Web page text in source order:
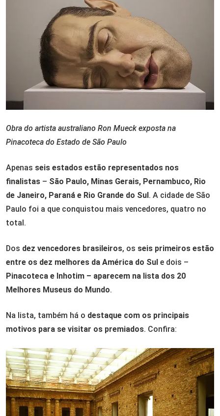
Obra do artista australiano Ron Mueck exposta na
Pinacoteca do Estado de São Paulo
Apenas seis estados estão representados nos
finalistas – São Paulo, Minas Gerais, Pernambuco, Rio
de Janeiro, Paraná e Rio Grande do Sul. A cidade de São
Paulo foi a que conquistou mais vencedores, quatro no
total.
Dos dez vencedores brasileiros, os seis primeiros estão
entre os dez melhores da América do Sul e dois –
Pinacoteca e Inhotim – aparecem na lista dos 20
Melhores Museus do Mundo.
Na lista, também há o destaque com os principais
motivos para se visitar os premiados. Confira: